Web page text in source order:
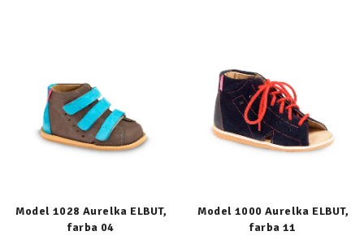
Model 1028 Aurelka ELBUT,
farba 04
Model 1000 Aurelka ELBUT,
farba 11